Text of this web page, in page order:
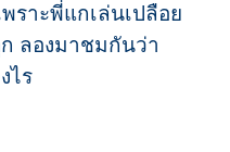
ราะพี่แกเล่นเปลือย
ลองมาชมกันว่า
ไร